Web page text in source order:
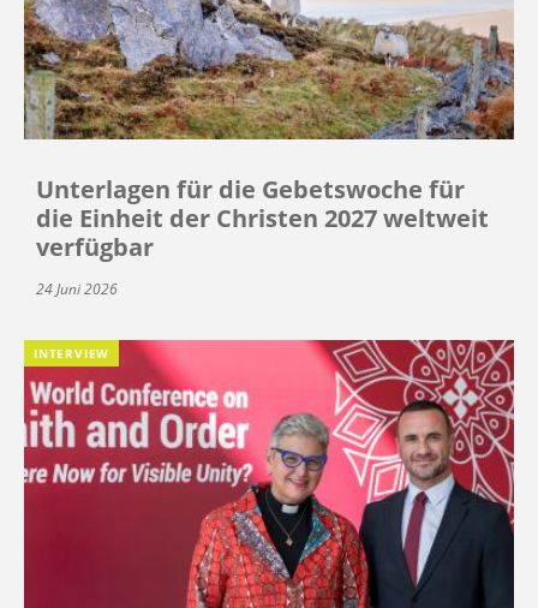
Unterlagen für die Gebetswoche für
die Einheit der Christen 2027 weltweit
verfügbar
24 Juni 2026
INTERVIEW